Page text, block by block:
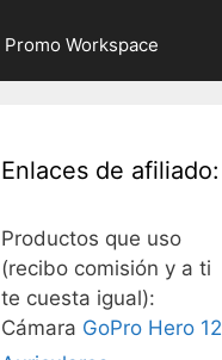
Promo Workspace
Enlaces de afiliado:
Productos que uso
(recibo comisión y a ti
te cuesta igual):
Cámara GoPro Hero 12